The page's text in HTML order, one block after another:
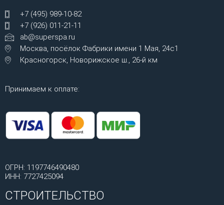
+7 (495) 989-10-82
+7 (926) 011-21-11
ab@superspa.ru
Москва, посёлок Фабрики имени 1 Мая, 24с1
Красногорск, Новорижское ш., 26-й км
Принимаем к оплате:
ОГРН: 1197746490480
ИНН: 7727425094
СТРОИТЕЛЬСТВО